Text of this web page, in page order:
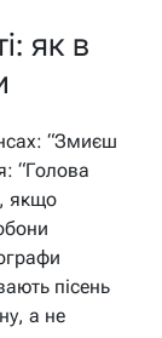
як в
“Змиєш
“Голова
якщо
пісень
а не